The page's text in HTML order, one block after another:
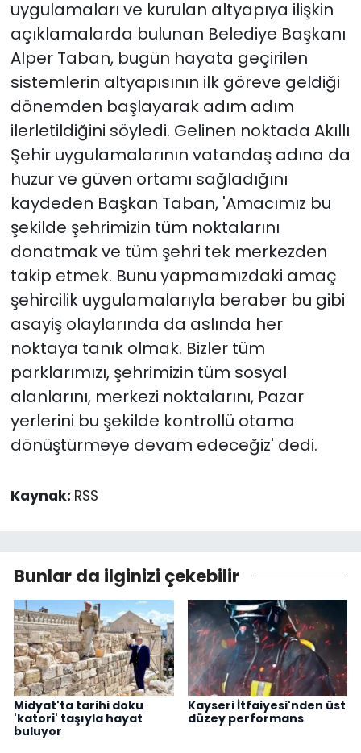
uygulamaları ve kurulan altyapıya ilişkin
açıklamalarda bulunan Belediye Başkanı
Alper Taban, bugün hayata geçirilen
sistemlerin altyapısının ilk göreve geldiği
dönemden başlayarak adım adım
ilerletildiğini söyledi. Gelinen noktada Akıllı
Şehir uygulamalarının vatandaş adına da
huzur ve güven ortamı sağladığını
kaydeden Başkan Taban, 'Amacımız bu
şekilde şehrimizin tüm noktalarını
donatmak ve tüm şehri tek merkezden
takip etmek. Bunu yapmamızdaki amaç
şehircilik uygulamalarıyla beraber bu gibi
asayiş olaylarında da aslında her
noktaya tanık olmak. Bizler tüm
parklarımızı, şehrimizin tüm sosyal
alanlarını, merkezi noktalarını, Pazar
yerlerini bu şekilde kontrollü otama
dönüştürmeye devam edeceğiz' dedi.
Kaynak: RSS
Bunlar da ilginizi çekebilir
Midyat'ta tarihi doku
'katori' taşıyla hayat
buluyor
Kayseri İtfaiyesi'nden üst
düzey performans